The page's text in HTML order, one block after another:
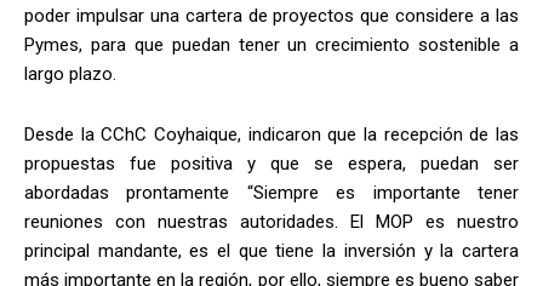
poder impulsar una cartera de proyectos que considere a las
Pymes, para que puedan tener un crecimiento sostenible a
largo plazo.
Desde la CChC Coyhaique, indicaron que la recepción de las
propuestas fue positiva y que se espera, puedan ser
abordadas prontamente “Siempre es importante tener
reuniones con nuestras autoridades. El MOP es nuestro
principal mandante, es el que tiene la inversión y la cartera
más importante en la región, por ello, siempre es bueno saber